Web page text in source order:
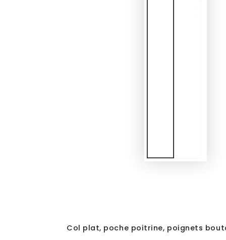
Col plat, poche poitrine, poignets